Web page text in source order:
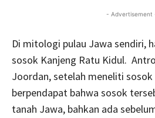
- Advertisement
Di mitologi pulau Jawa sendiri,
sosok Kanjeng Ratu Kidul.
Joordan, setelah meneliti
berpendapat bahwa sosok
tanah Jawa, bahkan ada